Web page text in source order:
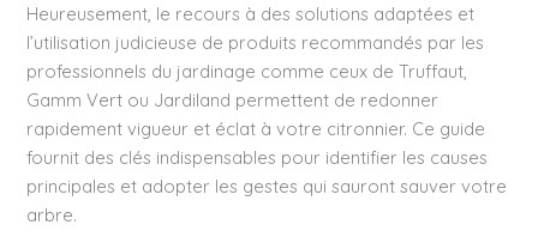
Heureusement, le recours à des solutions adaptées et
l’utilisation judicieuse de produits recommandés par les
professionnels du jardinage comme ceux de Truffaut,
Gamm Vert ou Jardiland permettent de redonner
rapidement vigueur et éclat à votre citronnier. Ce guide
fournit des clés indispensables pour identifier les causes
principales et adopter les gestes qui sauront sauver votre
arbre.